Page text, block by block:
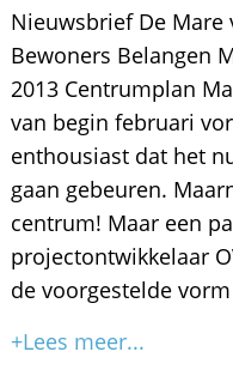
Nieuwsbrief De Mare
Bewoners Belangen
2013 Centrumplan
van begin februari
enthousiast dat het
gaan gebeuren.
centrum! Maar een
projectontwikkelaar
de voorgestelde
+Lees meer...